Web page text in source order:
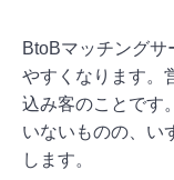
BtoBマッチング
やすくなります。
込み客のことです
いないものの、い
します。